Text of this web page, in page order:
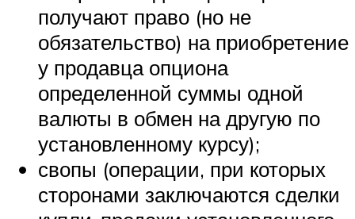
получают право (но не
обязательство) на приобретение
у продавца опциона
определенной суммы одной
валюты в обмен на другую по
установленному курсу);
свопы (операции, при которых
сторонами заключаются сделки